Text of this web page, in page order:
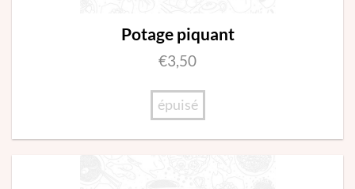
Potage piquant
€3,50
épuisé